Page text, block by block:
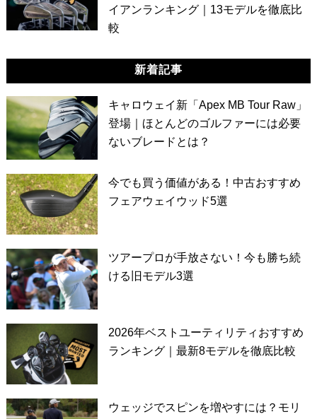
イアンランキング｜13モデルを徹底比
較
新着記事
キャロウェイ新「Apex MB Tour Raw」
登場｜ほとんどのゴルファーには必要
ないブレードとは？
今でも買う価値がある！中古おすすめ
フェアウェイウッド5選
ツアープロが手放さない！今も勝ち続
ける旧モデル3選
2026年ベストユーティリティおすすめ
ランキング｜最新8モデルを徹底比較
ウェッジでスピンを増やすには？モリ